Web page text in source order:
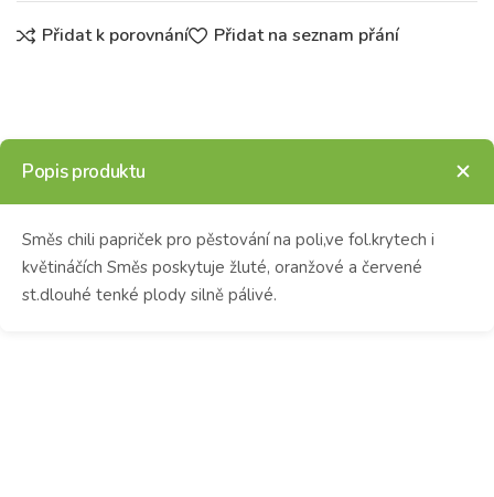
Přidat k porovnání Přidat na seznam přání
Popis produktu
Směs chili papriček pro pěstování na poli,ve fol.krytech i
květináčích Směs poskytuje žluté, oranžové a červené
st.dlouhé tenké plody silně pálivé.